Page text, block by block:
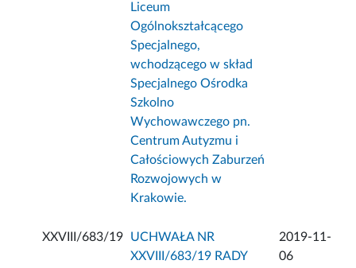
Liceum
Ogólnokształcącego
Specjalnego,
wchodzącego w skład
Specjalnego Ośrodka
Szkolno
Wychowawczego pn.
Centrum Autyzmu i
Całościowych Zaburzeń
Rozwojowych w
Krakowie.
XXVIII/683/19
UCHWAŁA NR
XXVIII/683/19 RADY
2019-11-
06